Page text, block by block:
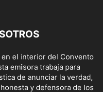
en el interior del Convento
emisora trabaja para
de anunciar la verdad,
y defensora de los